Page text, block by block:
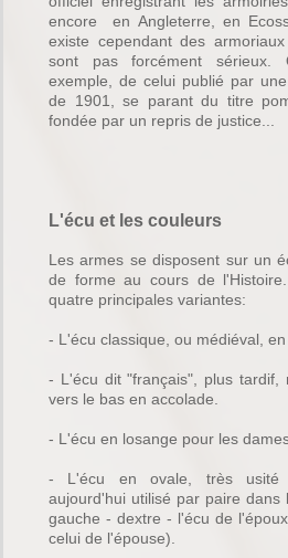
encore en Angleterre, en
existe cependant des
sont pas forcément
exemple, de celui publié par
de 1901, se parant du titre
fondée par un repris de justice...
L'écu et les couleurs
Les armes se disposent sur un
de forme au cours de
quatre principales variantes:
- L'écu classique, ou médiéval,
- L'écu dit "français", plus tardif,
vers le bas en accolade.
- L'écu en losange pour les
- L'écu en ovale, très usité
aujourd'hui utilisé par paire dans
gauche - dextre - l'écu de
celui de l'épouse).